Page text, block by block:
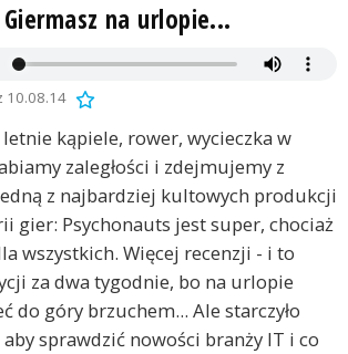
na urlopie...
10.08.14
letnie kąpiele, rower, wycieczka w
zaległości i zdejmujemy z
z najbardziej kultowych produkcji
gier: Psychonauts jest super, chociaż
wszystkich. Więcej recenzji - i to
za dwa tygodnie, bo na urlopie
do góry brzuchem... Ale starczyło
aby sprawdzić nowości branży IT i co